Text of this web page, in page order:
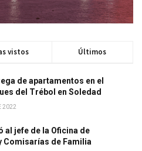
vistos Últimos
de apartamentos en el
del Trébol en Soledad
2022
al jefe de la Oficina de
Comisarías de Familia